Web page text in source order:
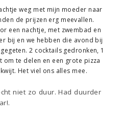
weg met mijn moeder naar
de prijzen erg meevallen.
een nachtje, met zwembad en
bij en we hebben die avond bij
2 cocktails gedronken, 1
om te delen en een grote pizza
Het viel ons alles mee.
niet zo duur. Had duurder